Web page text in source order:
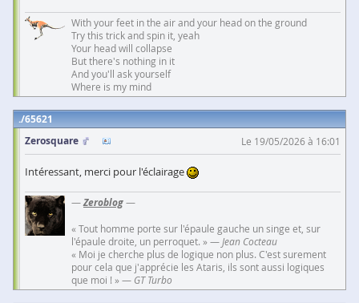
With your feet in the air and your head on the ground
Try this trick and spin it, yeah
Your head will collapse
But there's nothing in it
And you'll ask yourself
Where is my mind
65621
Zerosquare
Le 19/05/2026 à 16:01
Intéressant, merci pour l'éclairage
—Zeroblog—
« Tout homme porte sur l'épaule gauche un singe et, sur
l'épaule droite, un perroquet. » — Jean Cocteau
« Moi je cherche plus de logique non plus. C'est surement
pour cela que j'apprécie les Ataris, ils sont aussi logiques
que moi ! » — GT Turbo